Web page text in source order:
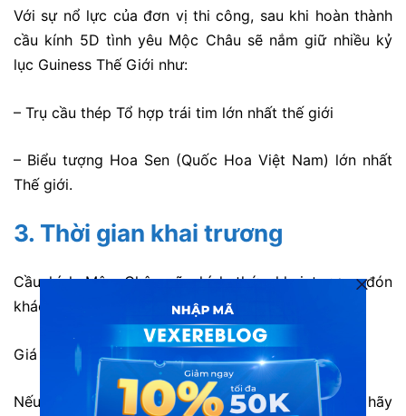
Với sự nổ lực của đơn vị thi công, sau khi hoàn thành
cầu kính 5D tình yêu Mộc Châu sẽ nắm giữ nhiều kỷ
lục Guiness Thế Giới như:
– Trụ cầu thép Tổ hợp trái tim lớn nhất thế giới
– Biểu tượng Hoa Sen (Quốc Hoa Việt Nam) lớn nhất
Thế giới.
3. Thời gian khai trương
Cầu kính Mộc Châu sẽ chính thức khai trương đón
khách Vào 14h Ngày 25/4/2019
Giá vé : 100.000VNĐ/ khách
Nếu dịp lễ 30/4 này bạn vẫn chưa biết đi đâu thì hãy